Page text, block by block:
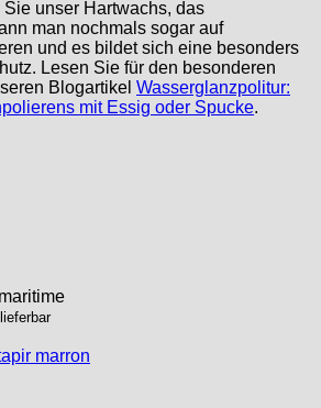
unser Hartwachs, das
man nochmals sogar auf
und es bildet sich eine besonders
Lesen Sie für den besonderen
Blogartikel Wasserglanzpolitur:
mit Essig oder Spucke.